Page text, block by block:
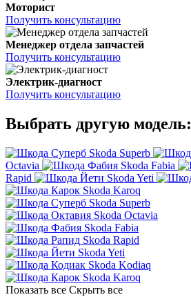
Моторист
Получить консультацию
Менеджер отдела запчастей
Получить консультацию
Электрик-диагност
Получить консультацию
Выбрать другую модель:
Skoda Superb
Octavia
Skoda Fabia
Rapid
Skoda Yeti
Skoda Karoq
Skoda Superb
Skoda Octavia
Skoda Fabia
Skoda Rapid
Skoda Yeti
Skoda Kodiaq
Skoda Karoq
Показать все Скрыть все